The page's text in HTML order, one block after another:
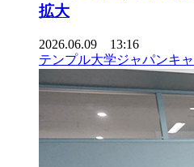
拡大
2026.06.09 13:16
テンプル大学ジャパンキ